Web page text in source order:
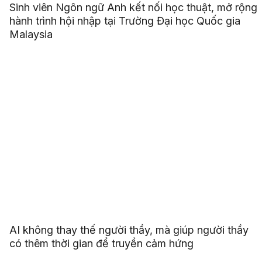
Sinh viên Ngôn ngữ Anh kết nối học thuật, mở rộng
hành trình hội nhập tại Trường Đại học Quốc gia
Malaysia
AI không thay thế người thầy, mà giúp người thầy
có thêm thời gian để truyền cảm hứng